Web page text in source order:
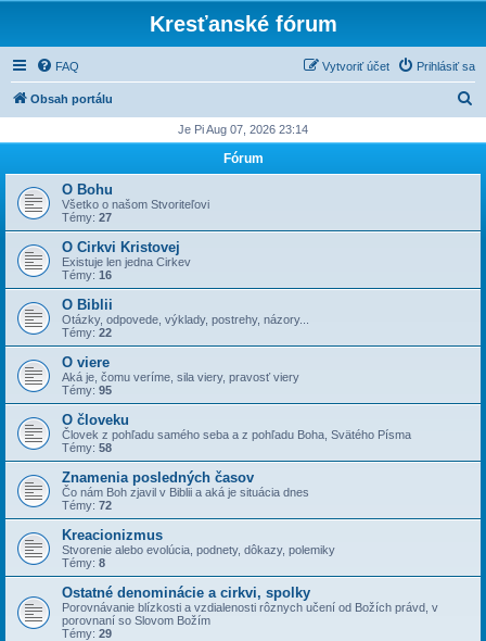
Kresťanské fórum
FAQ Prihlásiť sa
Vytvoriť účet
Obsah portálu
d
ť
Je Pi Aug 07, 2026 23:14
Fórum
O Bohu
Všetko o našom Stvoriteľovi
Témy: 27
O Cirkvi Kristovej
Existuje len jedna Cirkev
Témy: 16
O Biblii
Otázky, odpovede, výklady, postrehy, názory...
Témy: 22
O viere
Aká je, čomu veríme, sila viery, pravosť viery
Témy: 95
O človeku
Človek z pohľadu samého seba a z pohľadu Boha, Svätého Písma
Témy: 58
Znamenia posledných časov
Čo nám Boh zjavil v Biblii a aká je situácia dnes
Témy: 72
Kreacionizmus
Stvorenie alebo evolúcia, podnety, dôkazy, polemiky
Témy: 8
Ostatné denominácie a cirkvi, spolky
Porovnávanie blízkosti a vzdialenosti rôznych učení od Božích právd, v
porovnaní so Slovom Božím
Témy: 29